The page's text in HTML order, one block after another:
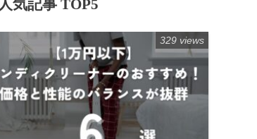
人気記事 TOP5
329 views